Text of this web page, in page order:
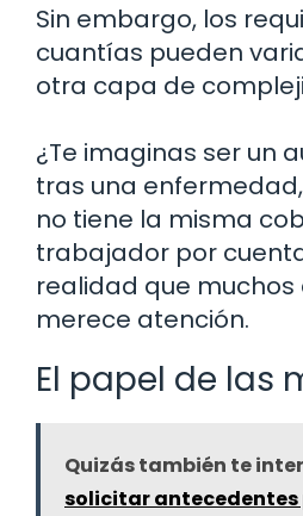
Sin embargo, los
cuantías pueden
otra capa de
¿Te imaginas ser un
tras una
no tiene la misma
trabajador por
realidad que
merece atención.
El papel de las
Quizás también te
solicitar antecedentes